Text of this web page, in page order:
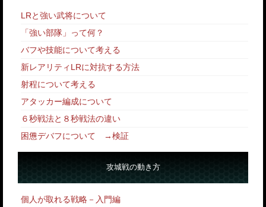
LRと強い武将について
「強い部隊」って何？
バフや技能について考える
新レアリティLRに対抗する方法
射程について考える
アタッカー編成について
６秒戦法と８秒戦法の違い
困憊デバフについて →検証
攻城戦の動き方
個人が取れる戦略－入門編